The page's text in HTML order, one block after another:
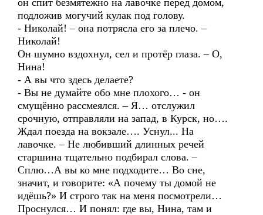
он спит безмятежно на лавочке перед домом,
подложив могучий кулак под голову.
- Николай! – она потрясла его за плечо. –
Николай!
Он шумно вздохнул, сел и протёр глаза. – О,
Нина!
- А вы что здесь делаете?
- Вы не думайте обо мне плохого… - он
смущённо рассмеялся. – Я… отслужил
срочную, отправляли на запад, в Курск, но….
Ждал поезда на вокзале…. Уснул... На
лавочке. – Не любивший длинных речей
старшина тщательно подбирал слова. –
Сплю…А вы ко мне подходите… Во сне,
значит, и говорите: «А почему ты домой не
идёшь?» И строго так на меня посмотрели…
Проснулся… И понял: где вы, Нина, там и